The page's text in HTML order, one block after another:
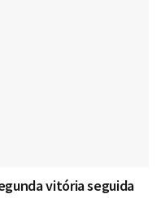
vitória seguida